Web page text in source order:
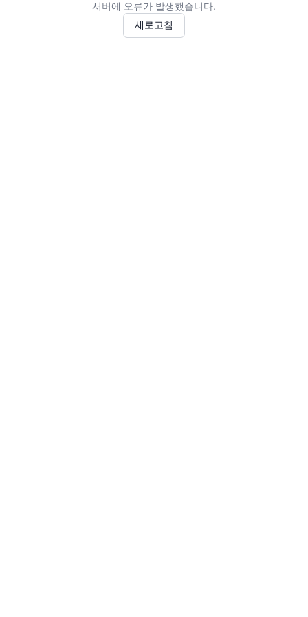
서버에 오류가 발생했습니다.
새로고침